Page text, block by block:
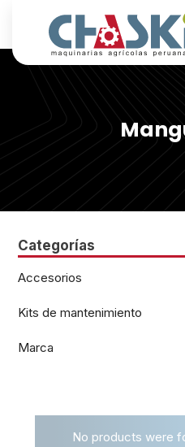
No products were
Categorías
Accesorios
Kits de mantenimiento
Marca